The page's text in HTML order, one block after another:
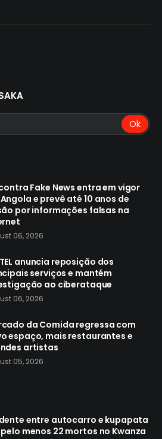
Fake News entra em vigor
e prevê até 10 anos de
por informações falsas na
06, 2026
anuncia reposição dos
serviços e mantém
ao ciberataque
06, 2026
da Comida regressa com
espaço, mais restaurantes e
artistas
05, 2026
entre autocarro e kupapata
menos 22 mortos no Kwanza